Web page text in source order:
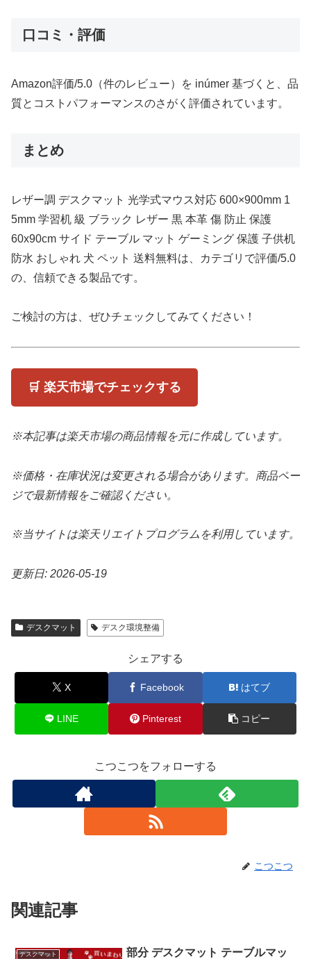
口コミ・評価
Amazon評価/5.0（件のレビュー）を inúmer 基づくと、品
質とコストパフォーマンスのさがく評価されています。
まとめ
レザー調 デスクマット 光学式マウス対応 600×900mm 1
5mm 学習机 級 ブラック レザー 黒 本革 傷 防止 保護
60x90cm サイド テーブル マット ゲーミング 保護 子供机
防水 おしゃれ 犬 ペット 送料無料は、カテゴリで評価/5.0
の、信頼できる製品です。
ご検討の方は、ぜひチェックしてみてください！
🛒 楽天市場でチェックする
※本記事は楽天市場の商品情報を元に作成しています。
※価格・在庫状況は変更される場合があります。商品ペー
ジで最新情報をご確認ください。
※当サイトは楽天リエイトプログラムを利用しています。
更新日: 2026-05-19
デスクマット デスク環境整備
シェアする
X Facebook はてブ
LINE Pinterest コピー
こつこつをフォローする
こつこつ
関連記事
デスクマット
部分 デスクマット テーブルマッ